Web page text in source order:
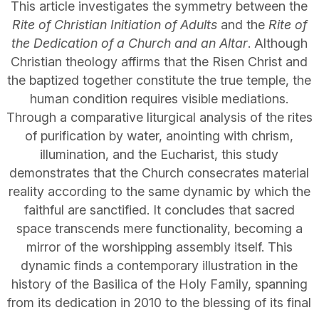
This article investigates the symmetry between the
Rite of Christian Initiation of Adultsand the Rite of
the Dedication of a Church and an Altar. Although
Christian theology affirms that the Risen Christ and
the baptized together constitute the true temple, the
human condition requires visible mediations.
Through a comparative liturgical analysis of the rites
of purification by water, anointing with chrism,
illumination, and the Eucharist, this study
demonstrates that the Church consecrates material
reality according to the same dynamic by which the
faithful are sanctified. It concludes that sacred
space transcends mere functionality, becoming a
mirror of the worshipping assembly itself. This
dynamic finds a contemporary illustration in the
history of the Basilica of the Holy Family, spanning
from its dedication in 2010 to the blessing of its final